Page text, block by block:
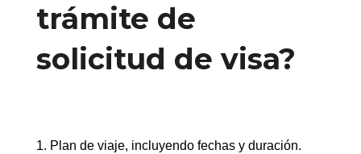
trámite de
solicitud de visa?
Plan de viaje, incluyendo fechas y duración.